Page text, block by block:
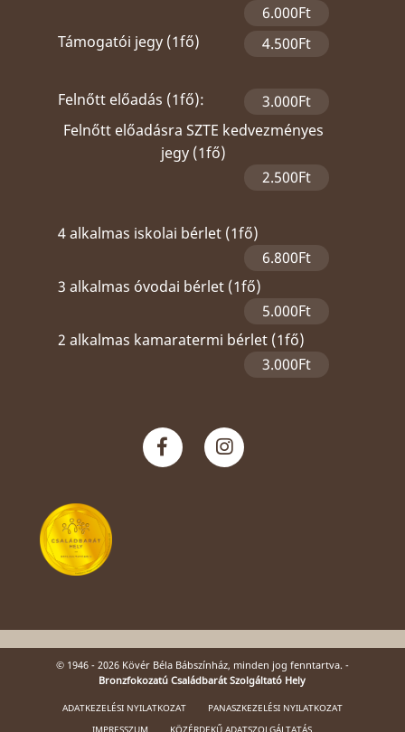
6.000Ft
Támogatói jegy (1fő)
4.500Ft
Felnőtt előadás (1fő):
3.000Ft
Felnőtt előadásra SZTE kedvezményes
jegy (1fő)
2.500Ft
4 alkalmas iskolai bérlet (1fő)
6.800Ft
3 alkalmas óvodai bérlet (1fő)
5.000Ft
2 alkalmas kamaratermi bérlet (1fő)
3.000Ft
© 1946 - 2026 Kövér Béla Bábszínház, minden jog fenntartva. -
Bronzfokozatú Családbarát Szolgáltató Hely
ADATKEZELÉSI NYILATKOZAT
PANASZKEZELÉSI NYILATKOZAT